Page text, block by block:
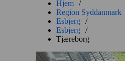
Hjem /
Region Syddanmark
Esbjerg
/
Esbjerg
/
Tjæreborg